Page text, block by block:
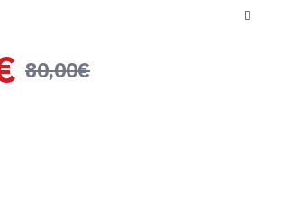
80,00€